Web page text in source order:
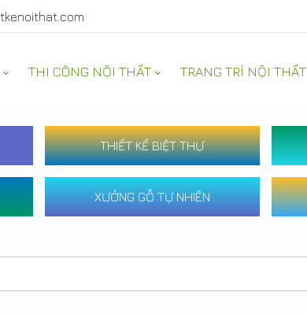
THI CÔNG NỘI THẤT TRANG TRÍ NỘI THẤT
THIẾT KẾ BIỆT THỰ
XƯỞNG GỖ TỰ NHIÊN